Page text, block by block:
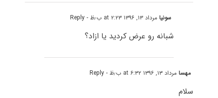
سونیامرداد ۱۳, ۱۳۹۶ at ۲:۲۳ ب٫ظ - Reply
شبانه رو عرض کردید یا ازاد؟
مهسامرداد ۱۳, ۱۳۹۶ at ۶:۳۲ ب٫ظ - Reply
سلام